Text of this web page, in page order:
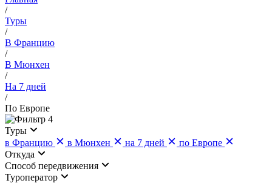
/
Туры
/
В Францию
/
В Мюнхен
/
На 7 дней
/
По Европе
4
Туры
в Францию
в Мюнхен на 7 дней
по Европе
Откуда
Cпособ передвижения
Туроператор